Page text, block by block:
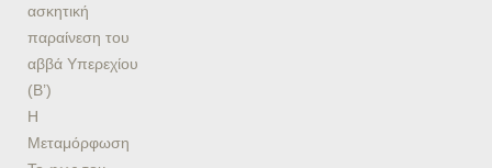
ασκητική
παραίνεση του
αββά Υπερεχίου
(Β’)
Η
Μεταμόρφωση